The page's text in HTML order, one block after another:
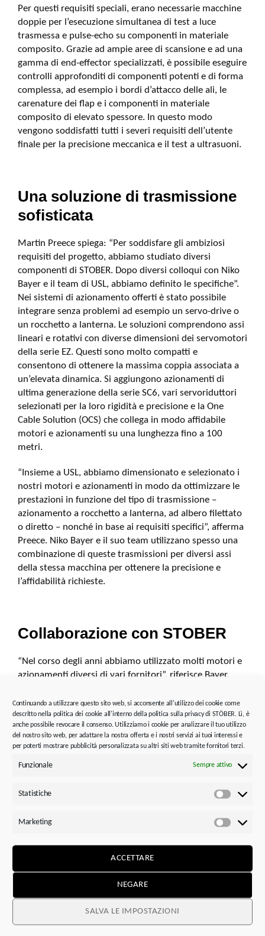
Continuando a utilizzare questo sito web, si acconsente all'utilizzo dei cookie come
descritto nella politica dei cookie all'interno della politica sulla privacy di STÖBER. Lì, è
anche possibile revocare il consenso. Utilizziamo i cookie per analizzare il tuo utilizzo
del nostro sito web, per adattare la nostra offerta e i nostri servizi ai tuoi interessi e
per poterti mostrare pubblicità personalizzata su altri siti web tramite fornitori terzi.
Funzionale Sempre attivo
Statistiche
Marketing
ACCETTARE
NEGARE
SALVA LE IMPOSTAZIONI
Per questi requisiti speciali, erano necessarie macchine
doppie per l’esecuzione simultanea di test a luce
trasmessa e pulse-echo su componenti in materiale
composito. Grazie ad ampie aree di scansione e ad una
gamma di end-effector specializzati, è possibile eseguire
controlli approfonditi di componenti potenti e di forma
complessa, ad esempio i bordi d’attacco delle ali, le
carenature dei flap e i componenti in materiale
composito di elevato spessore. In questo modo
vengono soddisfatti tutti i severi requisiti dell’utente
finale per la precisione meccanica e il test a ultrasuoni.
Una soluzione di trasmissione
sofisticata
Martin Preece spiega: “Per soddisfare gli ambiziosi
requisiti del progetto, abbiamo studiato diversi
componenti di STOBER. Dopo diversi colloqui con Niko
Bayer e il team di USL, abbiamo definito le specifiche”.
Nei sistemi di azionamento offerti è stato possibile
integrare senza problemi ad esempio un servo-drive o
un rocchetto a lanterna. Le soluzioni comprendono assi
lineari e rotativi con diverse dimensioni dei servomotori
della serie EZ. Questi sono molto compatti e
consentono di ottenere la massima coppia associata a
un’elevata dinamica. Si aggiungono azionamenti di
ultima generazione della serie SC6, vari servoriduttori
selezionati per la loro rigidità e precisione e la One
Cable Solution (OCS) che collega in modo affidabile
motori e azionamenti su una lunghezza fino a 100
metri.
“Insieme a USL, abbiamo dimensionato e selezionato i
nostri motori e azionamenti in modo da ottimizzare le
prestazioni in funzione del tipo di trasmissione –
azionamento a rocchetto a lanterna, ad albero filettato
o diretto – nonché in base ai requisiti specifici”, afferma
Preece. Niko Bayer e il suo team utilizzano spesso una
combinazione di queste trasmissioni per diversi assi
della stessa macchina per ottenere la precisione e
l’affidabilità richieste.
Collaborazione con STOBER
“Nel corso degli anni abbiamo utilizzato molti motori e
azionamenti diversi di vari fornitori”, riferisce Bayer.
qualità e l’affidabilità di cui abbiamo bisogno per la
costruzione delle nostre macchine”. Un altro grande
vantaggio di questa collaborazione: “Secondo la nostra
esperienza, STOBER garantisce sempre tempi di
delle date di consegna rispetto alla concorrenza”,
motori che consentivano di implementare valori di
Anticipando e contrastando gli effetti dell’attrito, i
di preregolazione fino al 200%. Questo ci permette di